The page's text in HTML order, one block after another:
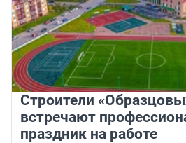
Строители
встречают
праздник на работе